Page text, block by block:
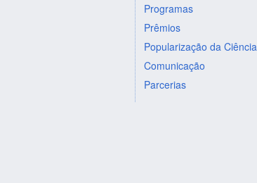
Programas
Prêmios
Popularização da Ciência
Comunicação
Parcerias